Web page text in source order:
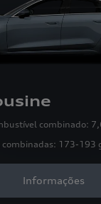
combinado:
combinadas: 173-193
Informações